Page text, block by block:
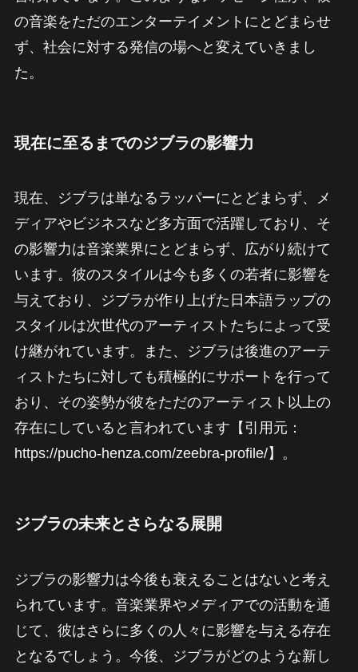
の音楽をただのエンターテイメントにとどまらせ
ず、社会に対する発信の場へと変えていきまし
た。
現在に至るまでのジブラの影響力
現在、ジブラは単なるラッパーにとどまらず、メ
ディアやビジネスなど多方面で活躍しており、そ
の影響力は音楽業界にとどまらず、広がり続けて
います。彼のスタイルは今も多くの若者に影響を
与えており、ジブラが作り上げた日本語ラップの
スタイルは次世代のアーティストたちによって受
け継がれています。また、ジブラは後進のアーテ
ィストたちに対しても積極的にサポートを行って
おり、その姿勢が彼をただのアーティスト以上の
存在にしていると言われています【引用元：
https://pucho-henza.com/zeebra-profile/】。
ジブラの未来とさらなる展開
ジブラの影響力は今後も衰えることはないと考え
られています。音楽業界やメディアでの活動を通
じて、彼はさらに多くの人々に影響を与える存在
となるでしょう。今後、ジブラがどのような新し